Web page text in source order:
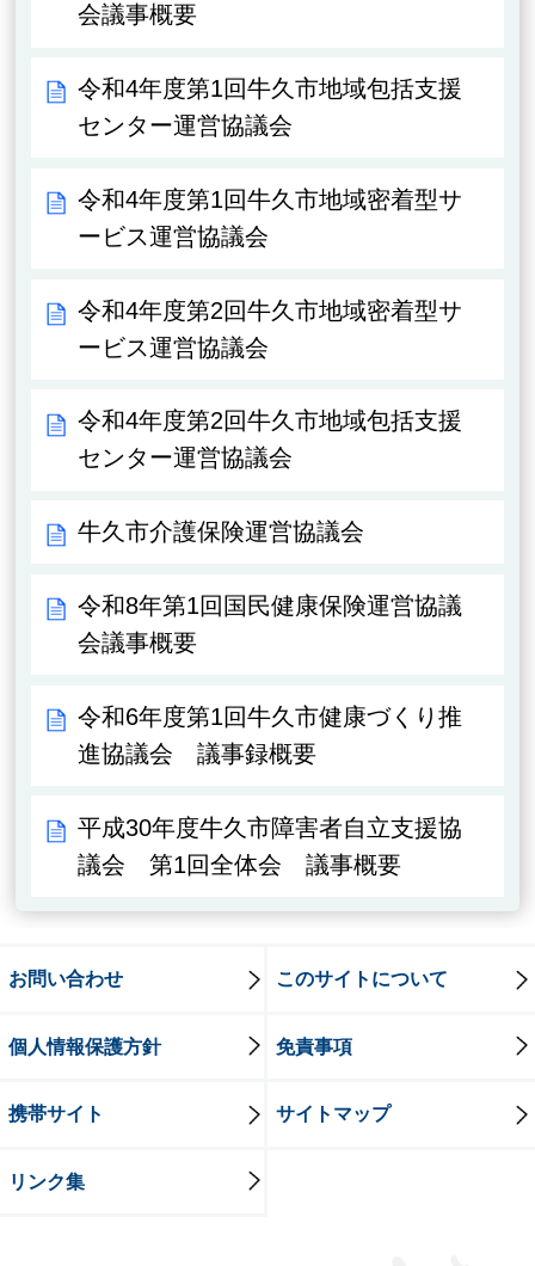
会議事概要
令和4年度第1回牛久市地域包括支援
センター運営協議会
令和4年度第1回牛久市地域密着型サ
ービス運営協議会
令和4年度第2回牛久市地域密着型サ
ービス運営協議会
令和4年度第2回牛久市地域包括支援
センター運営協議会
牛久市介護保険運営協議会
令和8年第1回国民健康保険運営協議
会議事概要
令和6年度第1回牛久市健康づくり推
進協議会 議事録概要
平成30年度牛久市障害者自立支援協
議会 第1回全体会 議事概要
お問い合わせ このサイトについて
個人情報保護方針 免責事項
携帯サイト サイトマップ
リンク集